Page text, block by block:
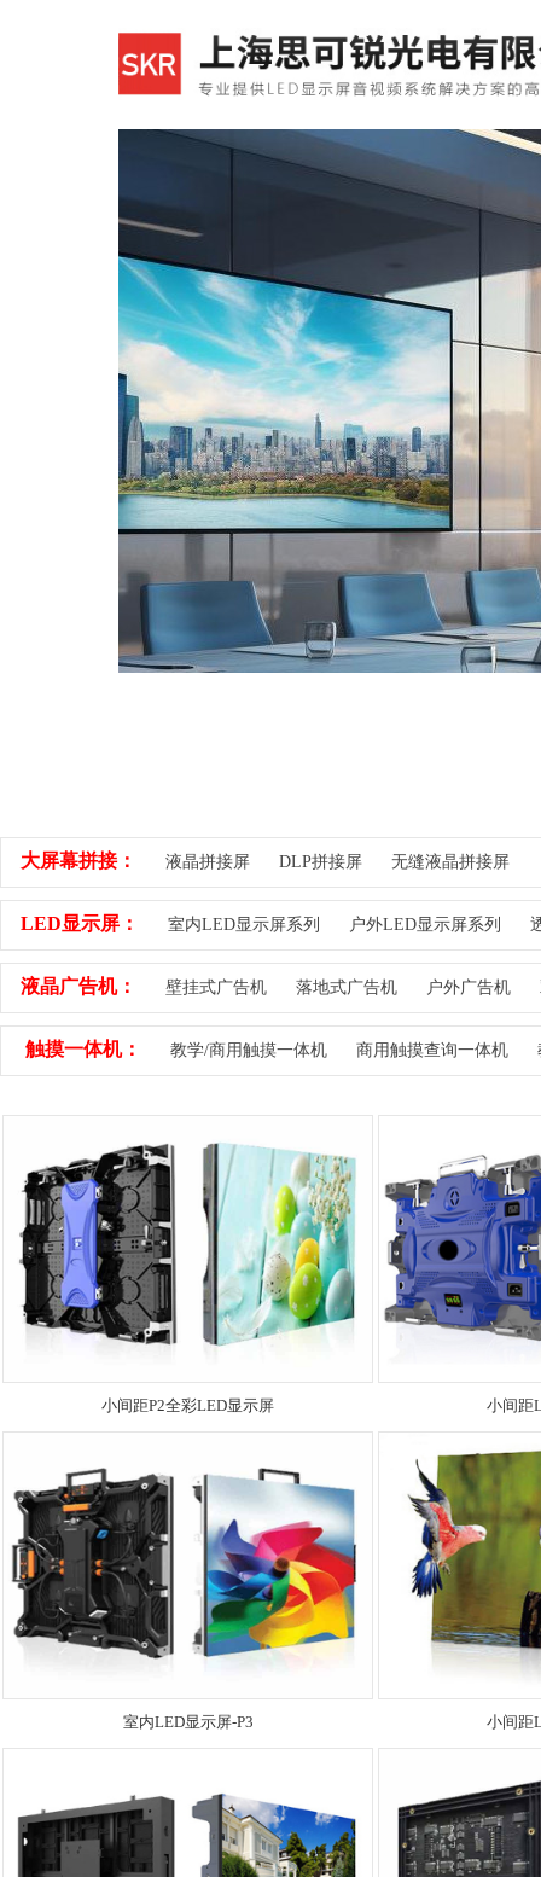
大屏幕拼接： 液晶拼接屏 DLP拼接屏 无缝液晶拼接屏
LED显示屏： 室内LED显示屏系列 户外LED显示屏系列
液晶广告机： 壁挂式广告机 落地式广告机 户外广告机
触摸一体机： 教学/商用触摸一体机 商用触摸查询一体机
小间距P2全彩LED显示屏 小间距
室内LED显示屏-P3 小间距